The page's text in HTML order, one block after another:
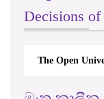
University of Sri
මෑත කාලීන